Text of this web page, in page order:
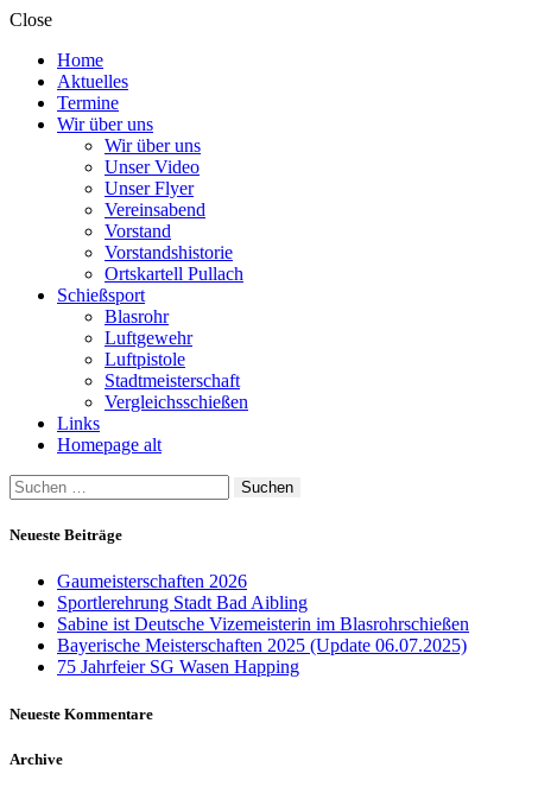
Close
Home
Aktuelles
Termine
Wir über uns
Wir über uns
Unser Video
Unser Flyer
Vereinsabend
Vorstand
Vorstandshistorie
Ortskartell Pullach
Schießsport
Blasrohr
Luftgewehr
Luftpistole
Stadtmeisterschaft
Vergleichsschießen
Links
Homepage alt
Suche
nach:
Neueste Beiträge
Gaumeisterschaften 2026
Sportlerehrung Stadt Bad Aibling
Sabine ist Deutsche Vizemeisterin im Blasrohrschießen
Bayerische Meisterschaften 2025 (Update 06.07.2025)
75 Jahrfeier SG Wasen Happing
Neueste Kommentare
Archive